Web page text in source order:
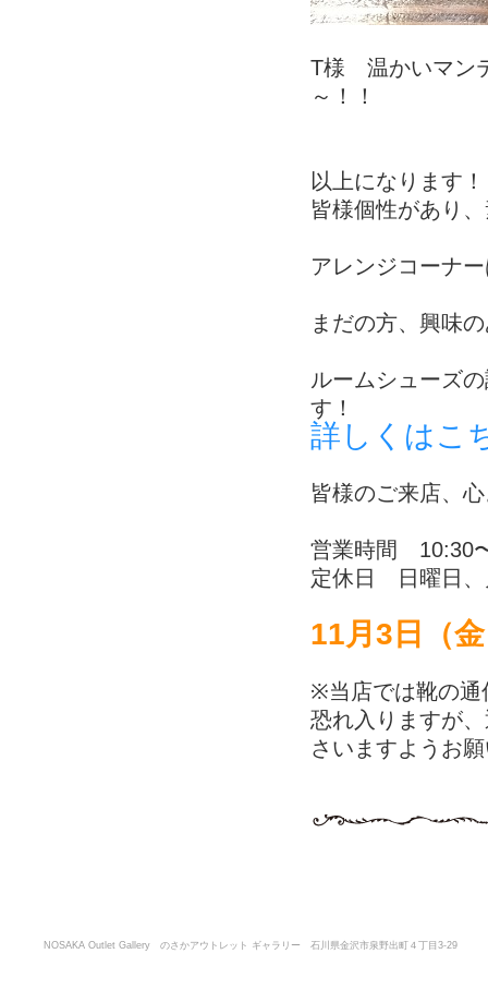
T様 温かいマン
～！！
以上になります！
皆様個性があり
アレンジコーナ
まだの方、興味
ルームシューズ
す！
詳しくはこ
皆様のご来店、
営業時間 10:30
定休日 日曜日、
11月3日（
※当店では靴の通
恐れ入りますが
さいますようお
NOSAKA Outlet Gallery のさかアウトレット ギャラリー 石川県金沢市泉野出町４丁目3-29